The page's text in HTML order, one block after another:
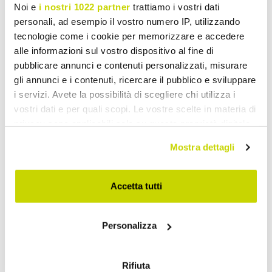
Noi e i nostri 1022 partner trattiamo i vostri dati
personali, ad esempio il vostro numero IP, utilizzando
tecnologie come i cookie per memorizzare e accedere
alle informazioni sul vostro dispositivo al fine di
pubblicare annunci e contenuti personalizzati, misurare
gli annunci e i contenuti, ricercare il pubblico e sviluppare
i servizi. Avete la possibilità di scegliere chi utilizza i
vostri dati e per quali scopi. Le vostre scelte in materia di
modificare o revocare il proprio consenso in qualsiasi
momento dalla Dichiarazione sui cookie o facendo clic
sull'icona di attivazione della privacy.
raccogliere informazioni sulla tua posizione
Mostra dettagli
Accetta tutti
Personalizza
Rifiuta
Take advantage of it now!